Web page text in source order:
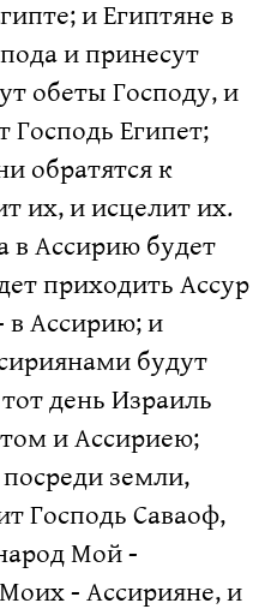
и Египтяне в
и принесут
обеты Господу, и
Господь Египет;
обратятся к
их, и исцелит их.
в Ассирию будет
приходить Ассур
в Ассирию; и
будут
день Израиль
и Ассириею;
земли,
Господь Саваоф,
Мой -
- Ассирияне, и